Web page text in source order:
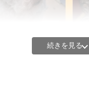
続きを見る